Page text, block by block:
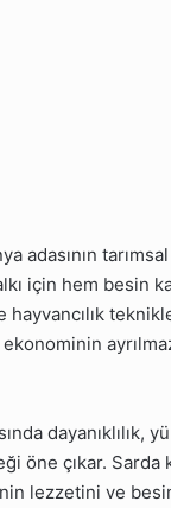
adasının
için hem besin
hayvancılık
dayanıklılık,
öne çıkar.
lezzetini ve